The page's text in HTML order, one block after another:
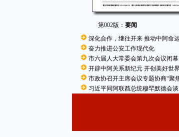
第002版： 要闻
深化合作，继往开来 推动中阿命
奋力推进公安工作现代化
市六届人大常委会第九次会议闭幕
开辟中阿关系新纪元 开创美好世
市政协召开主席会议专题协商“聚
习近平同阿联酋总统穆罕默德会谈